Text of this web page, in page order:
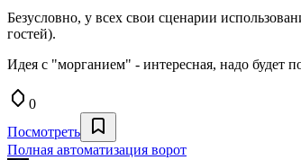
Безусловно, у всех свои сценарии
гостей).
Идея с "морганием" - интересная, надо будет
0
Посмотреть
Полная автоматизация ворот